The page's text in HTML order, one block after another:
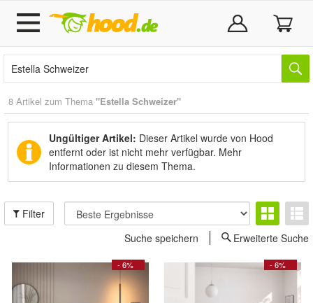
8 Artikel zum Thema "Estella Schweizer"
Ungültiger Artikel: Dieser Artikel wurde von Hood
entfernt oder ist nicht mehr verfügbar. Mehr
Informationen zu diesem Thema.
Filter
Suche speichern
Erweiterte Suche
- 6% - 6%